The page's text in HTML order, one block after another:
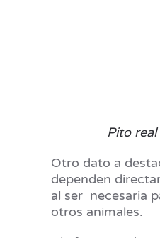
Pito
Otro dato a
dependen
al ser necesaria
otros animales.